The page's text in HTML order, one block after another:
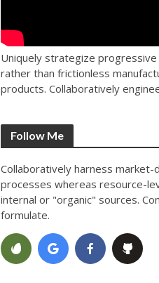
Uniquely strategize
rather than frictionless
products. Collaboratively
Follow Me
Collaboratively harness market-
processes whereas resource-
internal or "organic" sources.
formulate.